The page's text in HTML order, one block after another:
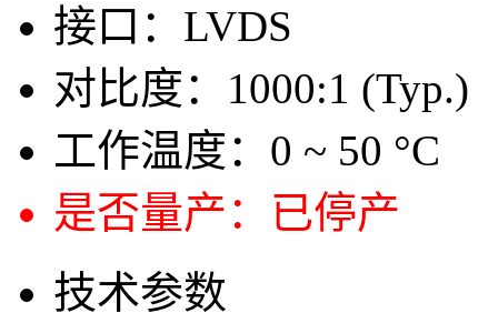
接口： LVDS
对比度： 1000:1 (Typ.)
工作温度： 0 ~ 50 °C
是否量产： 已停产
技术参数